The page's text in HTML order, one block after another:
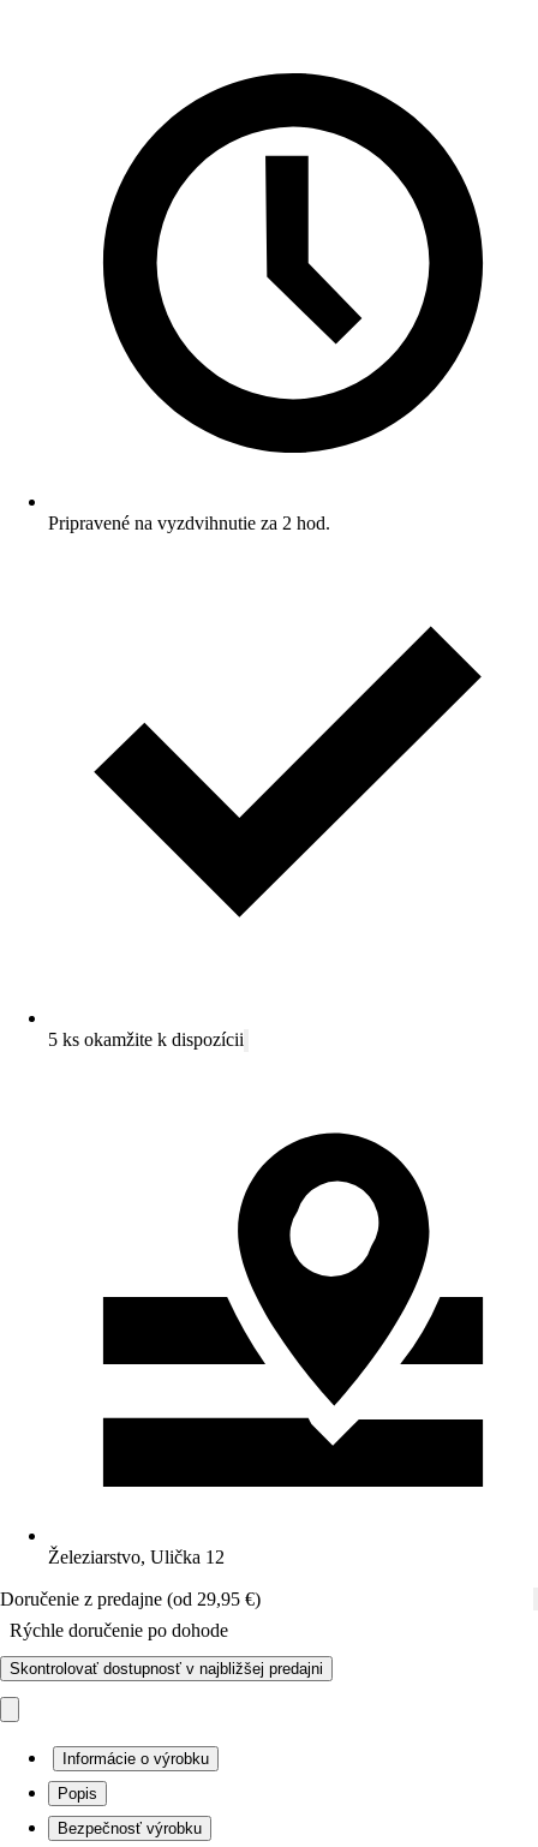
Pripravené na vyzdvihnutie za 2 hod.
5 ks okamžite k dispozícii
Železiarstvo, Ulička 12
Doručenie z predajne (od 29,95 €)
Rýchle doručenie po dohode
Skontrolovať dostupnosť v najbližšej predajni
Informácie o výrobku
Popis
Bezpečnosť výrobku